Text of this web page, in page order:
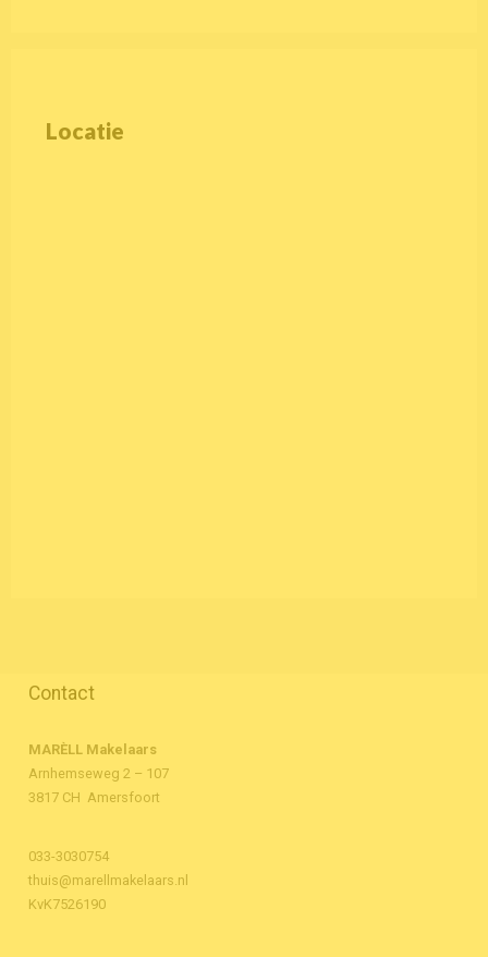
Locatie
Contact
MARÈLL Makelaars
Arnhemseweg 2 – 107
3817 CH Amersfoort
033-3030754
thuis@marellmakelaars.nl
KvK7526190